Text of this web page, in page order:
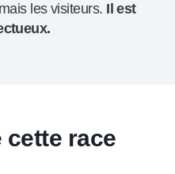
les visiteurs. Il est
cette race